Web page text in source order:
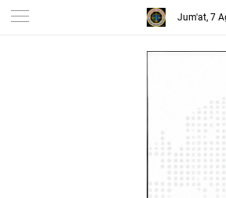
Jum'at, 7